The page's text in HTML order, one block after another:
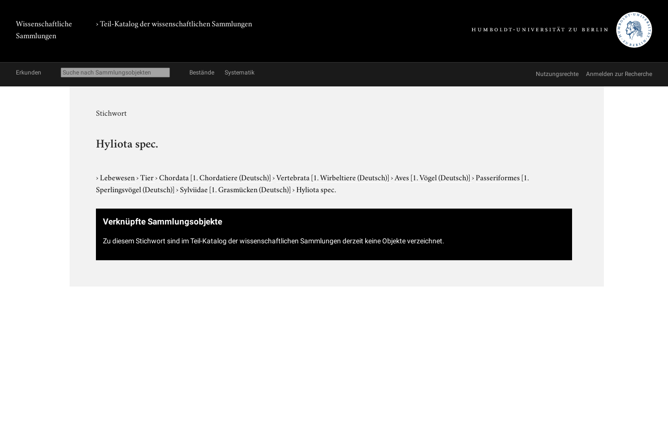
Wissenschaftliche
Sammlungen
› Teil-Katalog der wissenschaftlichen Sammlungen
Erkunden Bestände Systematik Nutzungsrechte Anmelden zur Recherche
Stichwort
Hyliota spec.
›Lebewesen›Tier›Chordata [1. Chordatiere (Deutsch)]›Vertebrata [1. Wirbeltiere (Deutsch)]›Aves [1. Vögel (Deutsch)]›Passeriformes [1.
Sperlingsvögel (Deutsch)]›Sylviidae [1. Grasmücken (Deutsch)]›Hyliota spec.
Verknüpfte Sammlungsobjekte
Zu diesem Stichwort sind im Teil-Katalog der wissenschaftlichen Sammlungen derzeit keine Objekte verzeichnet.